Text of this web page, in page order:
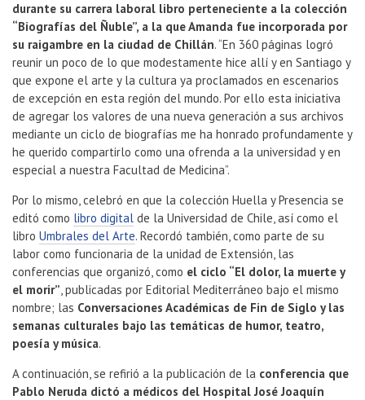
durante su carrera laboral libro perteneciente a la colección
“Biografías del Ñuble”, a la que Amanda fue incorporada por
su raigambre en la ciudad de Chillán. “En 360 páginas logró
reunir un poco de lo que modestamente hice allí y en Santiago y
que expone el arte y la cultura ya proclamados en escenarios
de excepción en esta región del mundo. Por ello esta iniciativa
de agregar los valores de una nueva generación a sus archivos
mediante un ciclo de biografías me ha honrado profundamente y
he querido compartirlo como una ofrenda a la universidad y en
especial a nuestra Facultad de Medicina”.
Por lo mismo, celebró en que la colección Huella y Presencia se
editó como libro digital de la Universidad de Chile, así como el
libro Umbrales del Arte. Recordó también, como parte de su
labor como funcionaria de la unidad de Extensión, las
conferencias que organizó, como el ciclo “El dolor, la muerte y
el morir”, publicadas por Editorial Mediterráneo bajo el mismo
nombre; las Conversaciones Académicas de Fin de Siglo y las
semanas culturales bajo las temáticas de humor, teatro,
poesía y música.
A continuación, se refirió a la publicación de la conferencia que
Pablo Neruda dictó a médicos del Hospital José Joaquín